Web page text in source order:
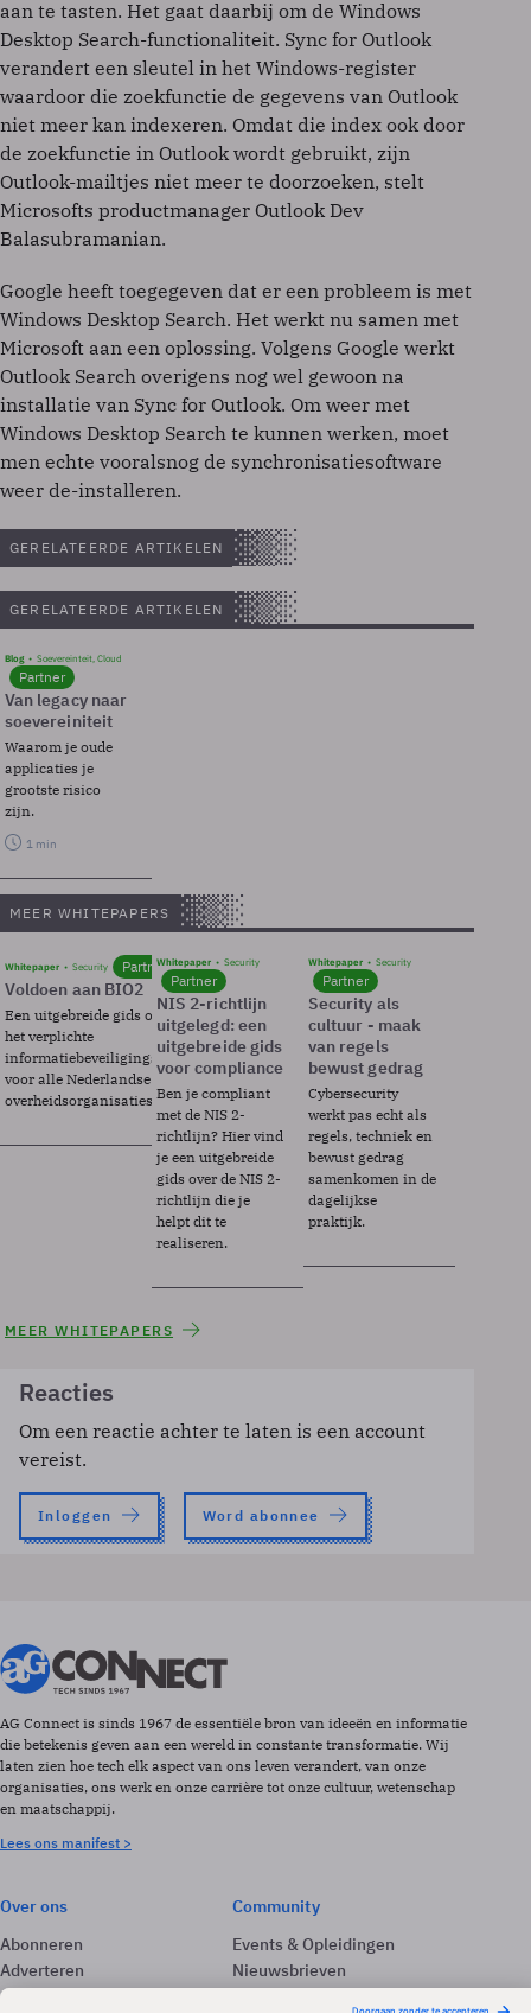
aan te tasten. Het gaat daarbij om de Windows
Desktop Search-functionaliteit. Sync for Outlook
verandert een sleutel in het Windows-register
waardoor die zoekfunctie de gegevens van Outlook
niet meer kan indexeren. Omdat die index ook door
de zoekfunctie in Outlook wordt gebruikt, zijn
Outlook-mailtjes niet meer te doorzoeken, stelt
Microsofts productmanager Outlook Dev
Balasubramanian.
Google heeft toegegeven dat er een probleem is met
Windows Desktop Search. Het werkt nu samen met
Microsoft aan een oplossing. Volgens Google werkt
Outlook Search overigens nog wel gewoon na
installatie van Sync for Outlook. Om weer met
Windows Desktop Search te kunnen werken, moet
men echte vooralsnog de synchronisatiesoftware
weer de-installeren.
GERELATEERDE ARTIKELEN
GERELATEERDE ARTIKELEN
Blog Soevereinteit, Cloud
Partner
Van legacy naar
soevereiniteit
Waarom je oude
applicaties je
grootste risico
zijn.
1 min
MEER WHITEPAPERS
Whitepaper Security Partner
Voldoen aan BIO2
Een uitgebreide gids over BIO2,
het verplichte
informatiebeveiligingsframework
voor alle Nederlandse
overheidsorganisaties.
Whitepaper Security
Partner
NIS 2-richtlijn
uitgelegd: een
uitgebreide gids
voor compliance
Ben je compliant
met de NIS 2-
richtlijn? Hier vind
je een uitgebreide
gids over de NIS 2-
richtlijn die je
helpt dit te
realiseren.
Whitepaper Security
Partner
Security als
cultuur - maak
van regels
bewust gedrag
Cybersecurity
werkt pas echt als
regels, techniek en
bewust gedrag
samenkomen in de
dagelijkse
praktijk.
MEER WHITEPAPERS
Reacties
Om een reactie achter te laten is een account
vereist.
Inloggen Word abonnee
AG Connect is sinds 1967 de essentiële bron van ideeën en informatie
die betekenis geven aan een wereld in constante transformatie. Wij
laten zien hoe tech elk aspect van ons leven verandert, van onze
organisaties, ons werk en onze carrière tot onze cultuur, wetenschap
en maatschappij.
Lees ons manifest >
Over ons
Abonneren
Adverteren
Contact
Community
Events & Opleidingen
Nieuwsbrieven